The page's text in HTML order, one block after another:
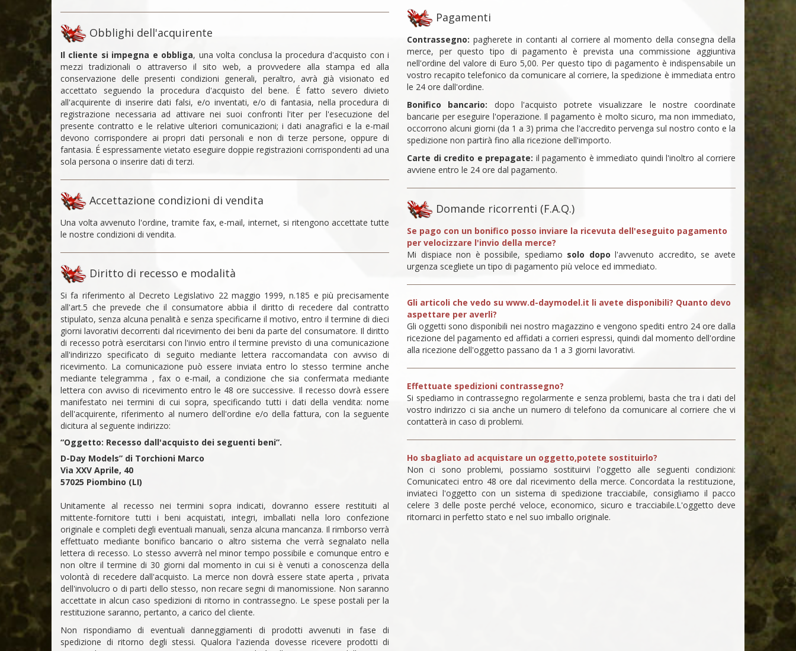
Obblighi dell'acquirente
Il cliente si impegna e obbliga, una volta conclusa la procedura d'acquisto con i
mezzi tradizionali o attraverso il sito web, a provvedere alla stampa ed alla
conservazione delle presenti condizioni generali, peraltro, avrà già visionato ed
accettato seguendo la procedura d'acquisto del bene. É fatto severo divieto
all'acquirente di inserire dati falsi, e/o inventati, e/o di fantasia, nella procedura di
registrazione necessaria ad attivare nei suoi confronti l'iter per l'esecuzione del
presente contratto e le relative ulteriori comunicazioni; i dati anagrafici e la e-mail
devono corrispondere ai propri dati personali e non di terze persone, oppure di
fantasia. É espressamente vietato eseguire doppie registrazioni corrispondenti ad una
sola persona o inserire dati di terzi.
Accettazione condizioni di vendita
Una volta avvenuto l'ordine, tramite fax, e-mail, internet, si ritengono accettate tutte
le nostre condizioni di vendita.
Diritto di recesso e modalità
Si fa riferimento al Decreto Legislativo 22 maggio 1999, n.185 e più precisamente
all'art.5 che prevede che il consumatore abbia il diritto di recedere dal contratto
stipulato, senza alcuna penalità e senza specificarne il motivo, entro il termine di dieci
giorni lavorativi decorrenti dal ricevimento dei beni da parte del consumatore. Il diritto
di recesso potrà esercitarsi con l'invio entro il termine previsto di una comunicazione
all'indirizzo specificato di seguito mediante lettera raccomandata con avviso di
ricevimento. La comunicazione può essere inviata entro lo stesso termine anche
mediante telegramma , fax o e-mail, a condizione che sia confermata mediante
lettera con avviso di ricevimento entro le 48 ore successive. Il recesso dovrà essere
manifestato nei termini di cui sopra, specificando tutti i dati della vendita: nome
dell'acquirente, riferimento al numero dell'ordine e/o della fattura, con la seguente
dicitura al seguente indirizzo:
“Oggetto: Recesso dall'acquisto dei seguenti beni”.
D-Day Models” di Torchioni Marco
Via XXV Aprile, 40
57025 Piombino (LI)
Unitamente al recesso nei termini sopra indicati, dovranno essere restituiti al
mittente-fornitore tutti i beni acquistati, integri, imballati nella loro confezione
originale e completi degli eventuali manuali, senza alcuna mancanza. Il rimborso verrà
effettuato mediante bonifico bancario o altro sistema che verrà segnalato nella
lettera di recesso. Lo stesso avverrà nel minor tempo possibile e comunque entro e
non oltre il termine di 30 giorni dal momento in cui si è venuti a conoscenza della
volontà di recedere dall'acquisto. La merce non dovrà essere state aperta , privata
dell'involucro o di parti dello stesso, non recare segni di manomissione. Non saranno
accettate in alcun caso spedizioni di ritorno in contrassegno. Le spese postali per la
restituzione saranno, pertanto, a carico del cliente.
Non rispondiamo di eventuali danneggiamenti di prodotti avvenuti in fase di
spedizione di ritorno degli stessi. Qualora l'azienda dovesse ricevere prodotti di
Pagamenti
Contrassegno: pagherete in contanti al corriere al momento della consegna della
merce, per questo tipo di pagamento è prevista una commissione aggiuntiva
nell'ordine del valore di Euro 5,00. Per questo tipo di pagamento è indispensabile un
vostro recapito telefonico da comunicare al corriere, la spedizione è immediata entro
le 24 ore dall'ordine.
Bonifico bancario: dopo l'acquisto potrete visualizzare le nostre coordinate
bancarie per eseguire l'operazione. Il pagamento è molto sicuro, ma non immediato,
occorrono alcuni giorni (da 1 a 3) prima che l'accredito pervenga sul nostro conto e la
spedizione non partirà fino alla ricezione dell'importo.
Carte di credito e prepagate: il pagamento è immediato quindi l'inoltro al corriere
avviene entro le 24 ore dal pagamento.
Domande ricorrenti (F.A.Q.)
Se pago con un bonifico posso inviare la ricevuta dell'eseguito pagamento
per velocizzare l'invio della merce?
Mi dispiace non è possibile, spediamo solo dopo l'avvenuto accredito, se avete
urgenza scegliete un tipo di pagamento più veloce ed immediato.
Gli articoli che vedo su www.d-daymodel.it li avete disponibili? Quanto devo
aspettare per averli?
Gli oggetti sono disponibili nei nostro magazzino e vengono spediti entro 24 ore dalla
ricezione del pagamento ed affidati a corrieri espressi, quindi dal momento dell'ordine
alla ricezione dell'oggetto passano da 1 a 3 giorni lavorativi.
Effettuate spedizioni contrassegno?
Si spediamo in contrassegno regolarmente e senza problemi, basta che tra i dati del
vostro indirizzo ci sia anche un numero di telefono da comunicare al corriere che vi
contatterà in caso di problemi.
Ho sbagliato ad acquistare un oggetto,potete sostituirlo?
Non ci sono problemi, possiamo sostituirvi l'oggetto alle seguenti condizioni:
Comunicateci entro 48 ore dal ricevimento della merce. Concordata la restituzione,
inviateci l'oggetto con un sistema di spedizione tracciabile, consigliamo il pacco
celere 3 delle poste perché veloce, economico, sicuro e tracciabile.L'oggetto deve
ritornarci in perfetto stato e nel suo imballo originale.